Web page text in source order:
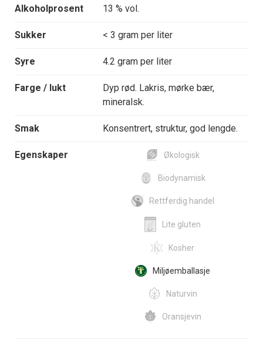
Alkoholprosent 13 % vol.
Sukker < 3 gram per liter
Syre 4.2 gram per liter
Farge / lukt
Dyp rød. Lakris, mørke bær,
mineralsk.
Smak Konsentrert, struktur, god lengde.
Egenskaper Økologisk
Biodynamisk
Rettferdig handel
Lite gluten
Kosher
Miljøemballasje
Naturvin
Oransjevin